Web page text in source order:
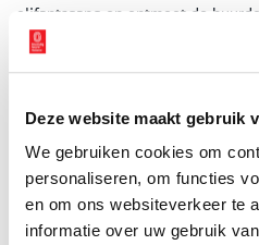
Deze website maakt gebruik
We gebruiken cookies om
personaliseren, om functies
en om ons websiteverkeer te
informatie over uw gebruik
olifantsgang en ontmoet de
Muziekinstrumenten Fonds.